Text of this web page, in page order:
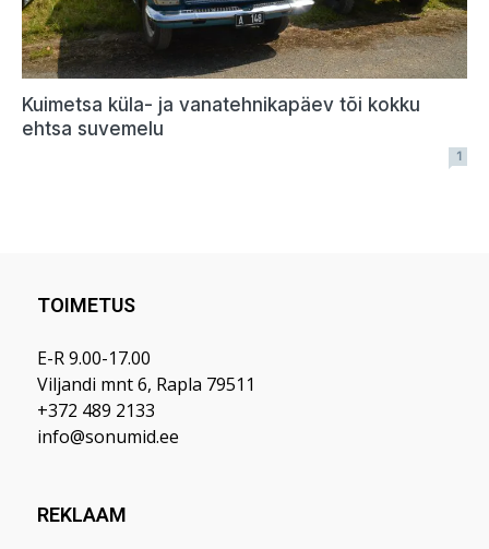
Kuimetsa küla- ja vanatehnikapäev tõi kokku
ehtsa suvemelu
1